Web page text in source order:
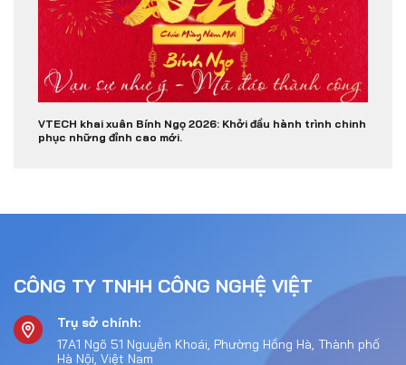
VTECH khai xuân Bính Ngọ 2026: Khởi đầu hành trình chinh
phục những đỉnh cao mới.
CÔNG TY TNHH CÔNG NGHỆ VIỆT
Trụ sở chính:
17A1 Ngõ 51 Nguyễn Khoái, Phường Hồng Hà, Thành phố
Hà Nội, Việt Nam